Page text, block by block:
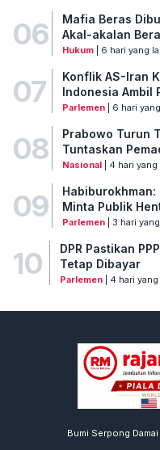
06
Mafia Beras
Akal-akalan
Hukum| 6 hari yang
07
Konflik AS-Iran
Indonesia Ambil
Parlemen| 6 hari
08
Prabowo Turun
Tuntaskan
Nasional| 4 hari yang
09
Minta Publik
Parlemen| 3 hari
10
DPR Pastikan
Tetap Dibayar
Parlemen| 4 hari yang
Bumi Serpong